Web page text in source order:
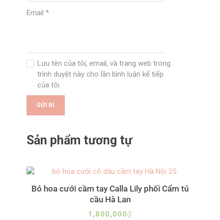
Email *
Lưu tên của tôi, email, và trang web trong
trình duyệt này cho lần bình luận kế tiếp
của tôi.
Sản phẩm tương tự
Bó hoa cưới cầm tay Calla Lily phối Cẩm tú
cầu Hà Lan
1,800,000₫